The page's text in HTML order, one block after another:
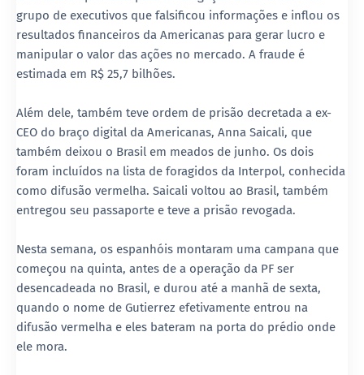
grupo de executivos que falsificou informações e inflou os
resultados financeiros da Americanas para gerar lucro e
manipular o valor das ações no mercado. A fraude é
estimada em R$ 25,7 bilhões.
Além dele, também teve ordem de prisão decretada a ex-
CEO do braço digital da Americanas, Anna Saicali, que
também deixou o Brasil em meados de junho. Os dois
foram incluídos na lista de foragidos da Interpol, conhecida
como difusão vermelha. Saicali voltou ao Brasil, também
entregou seu passaporte e teve a prisão revogada.
Nesta semana, os espanhóis montaram uma campana que
começou na quinta, antes de a operação da PF ser
desencadeada no Brasil, e durou até a manhã de sexta,
quando o nome de Gutierrez efetivamente entrou na
difusão vermelha e eles bateram na porta do prédio onde
ele mora.